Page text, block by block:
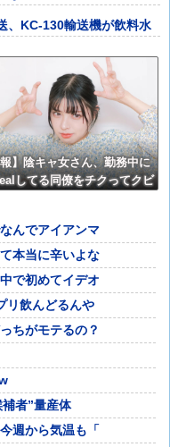
、KC-130輸送機が飲料水
】陰キャ女さん、勤務中に
してる同僚をチクってクビ
んでアイアンマ
本当に辛いよな
で初めてイデオ
リ飲んどるんや
ちがモテるの？
者”量産体
週から気温も「